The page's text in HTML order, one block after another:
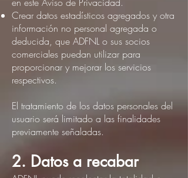
Crear datos estadísticos agregados y otra
información no personal agregada o
deducida, que ADFNL o sus socios
comerciales puedan utilizar para
proporcionar y mejorar los servicios
respectivos.
El tratamiento de los datos personales del
usuario será limitado a las finalidades
previamente señaladas.
2. Datos a recabar